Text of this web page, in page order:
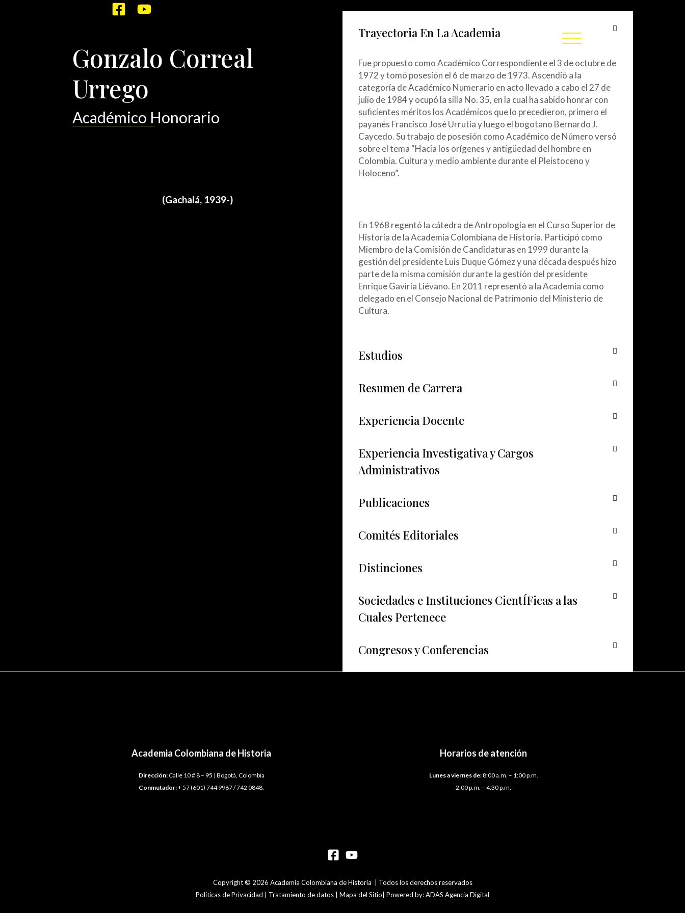
septiembre 23, 2021
Gonzalo Correal
Urrego
Académico Honorario
(Gachalá, 1939-)
Trayectoria En La Academia
Fue propuesto como Académico Correspondiente el 3 de octubre de
1972 y tomó posesión el 6 de marzo de 1973. Ascendió a la
categoría de Académico Numerario en acto llevado a cabo el 27 de
julio de 1984 y ocupó la silla No. 35, en la cual ha sabido honrar con
suficientes méritos los Académicos que lo precedieron, primero el
payanés Francisco José Urrutia y luego el bogotano Bernardo J.
Caycedo. Su trabajo de posesión como Académico de Número versó
sobre el tema “Hacia los orígenes y antigüedad del hombre en
Colombia. Cultura y medio ambiente durante el Pleistoceno y
Holoceno”.
En 1968 regentó la cátedra de Antropología en el Curso Superior de
Historia de la Academia Colombiana de Historia. Participó como
Miembro de la Comisión de Candidaturas en 1999 durante la
gestión del presidente Luis Duque Gómez y una década después hizo
parte de la misma comisión durante la gestión del presidente
Enrique Gaviria Liévano. En 2011 representó a la Academia como
delegado en el Consejo Nacional de Patrimonio del Ministerio de
Cultura.
Estudios
Resumen de Carrera
Experiencia Docente
Experiencia Investigativa y Cargos
Administrativos
Publicaciones
Comités Editoriales
Distinciones
Sociedades e Instituciones CientÍFicas a las
Cuales Pertenece
Congresos y Conferencias
Academia Colombiana de Historia
Dirección:Calle 10 # 8 – 95 | Bogotá, Colombia
Conmutador:+ 57 (601) 744 9967 / 742 0848.
Horarios de atención
Lunes a viernes de:8:00 a.m. – 1:00 p.m.
2:00 p.m. – 4:30 p.m.
Copyright © 2026 Academia Colombiana de Historia | Todos los derechos reservados
Politicas de Privacidad | Tratamiento de datos | Mapa del Sitio| Powered by: ADAS Agencia Digital